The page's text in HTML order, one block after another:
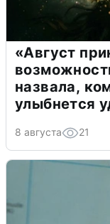
«Август
назвала,
улыбнется
8 августа 21